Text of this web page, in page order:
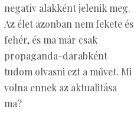
negatív alakként jelenik meg.
Az élet azonban nem fekete és
fehér, és ma már csak
propaganda-darabként
tudom olvasni ezt a művet. Mi
volna ennek az aktualitása
ma?